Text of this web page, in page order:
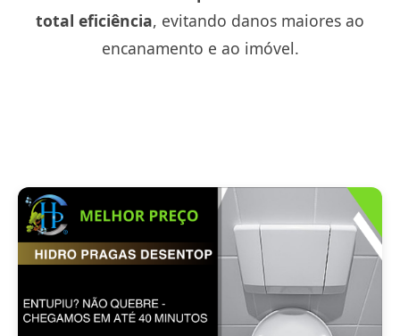
total eficiência, evitando danos maiores ao
encanamento e ao imóvel.